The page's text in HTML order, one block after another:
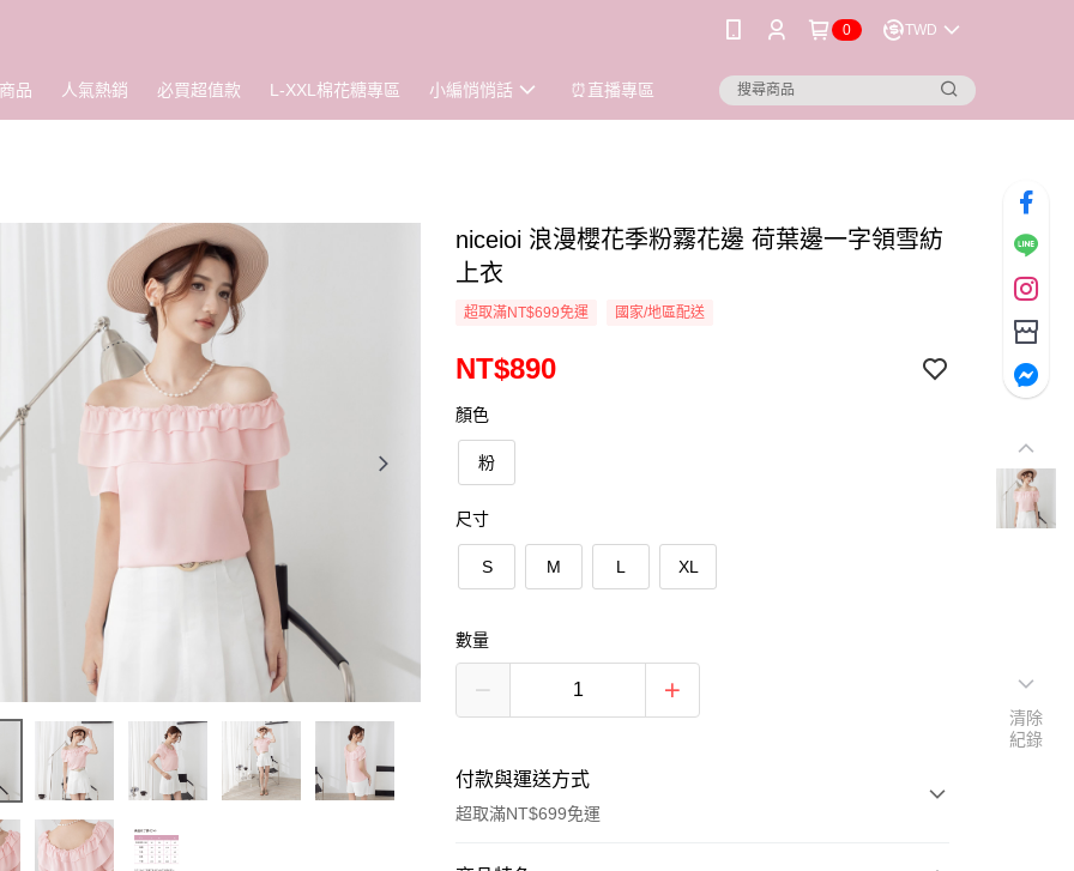
0 TWD
品 人氣熱銷 必買超值款 L-XXL棉花糖專區 小編悄悄話 ⏰直播專區
niceioi 浪漫櫻花季粉霧花邊 荷葉邊一字領雪紡
上衣
超取滿NT$699免運 國家/地區配送
NT$890
顏色
粉
尺寸
S M L XL
數量
付款與運送方式
超取滿NT$699免運
清除
紀錄